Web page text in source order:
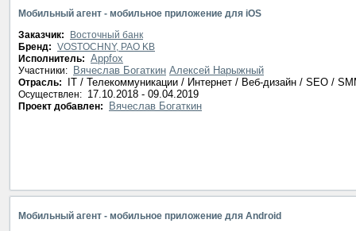
Мобильный агент - мобильное приложение для iOS
Заказчик:
Восточный банк
Бренд: VOSTOCHNY, PAO KB
Исполнитель: Appfox
Участники: Вячеслав Богаткин Алексей Нарыжный
Отрасль: IT / Телекоммуникации / Интернет / Веб-дизайн / SEO /
Осуществлен: 17.10.2018 - 09.04.2019
Проект добавлен: Вячеслав Богаткин
Мобильный агент - мобильное приложение для Android